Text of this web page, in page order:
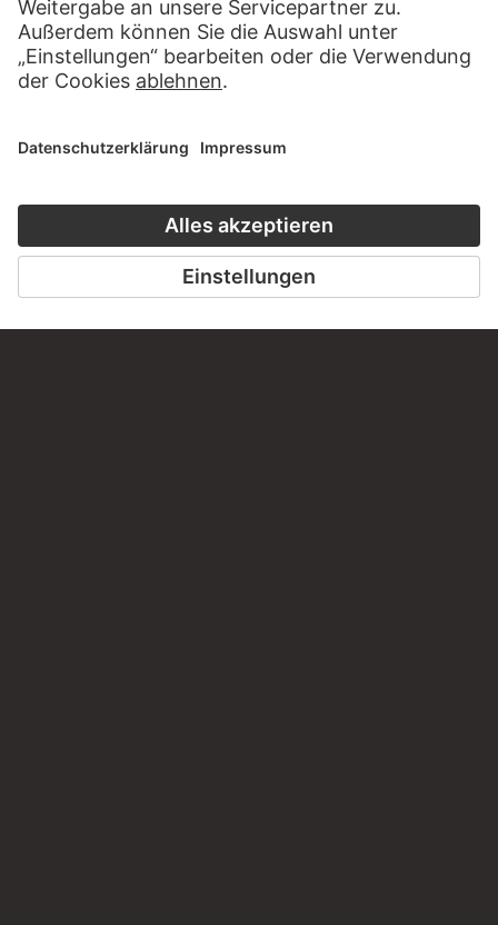
diesem Werk?
SCHREIBEN SIE UNS
PERMALINK
staedelmuseum.de/go/ds/13122z